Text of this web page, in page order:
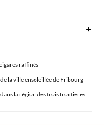
raffinés
la ville ensoleillée de Fribourg
la région des trois frontières